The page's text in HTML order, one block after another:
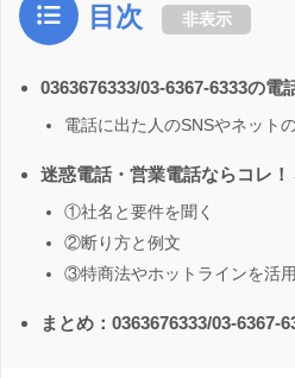
目次 非表示
0363676333/03-6367-6333の電
電話に出た人のSNSやネット
迷惑電話・営業電話ならコレ
①社名と要件を聞く
②断り方と例文
③特商法やホットラインを活用
まとめ：0363676333/03-6367-